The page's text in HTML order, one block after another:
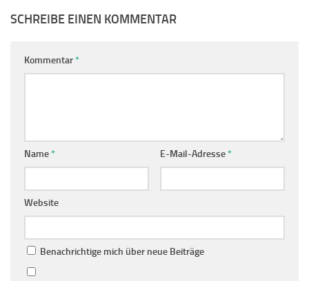
SCHREIBE EINEN KOMMENTAR
Kommentar*
Name* E-Mail-Adresse*
Website
Benachrichtige mich über neue Beiträge